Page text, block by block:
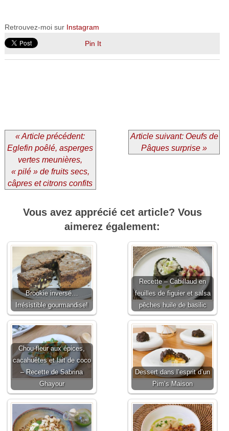
Retrouvez-moi sur Instagram
Pin It
« Article précédent:
Eglefin poêlé, asperges
vertes meunières,
« pilé » de fruits secs,
câpres et citrons confits
Article suivant: Oeufs de
Pâques surprise »
Vous avez apprécié cet article? Vous
aimerez également:
Brookie inversé…
Irrésistible gourmandise!
Recette – Cabillaud en
feuilles de figuier et salsa
pêches huile de basilic
Chou-fleur aux épices,
cacahuètes et lait de coco
– Recette de Sabrina
Ghayour
Dessert dans l’esprit d’un
Pim’s Maison